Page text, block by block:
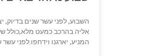
אליה בהרכב כמעט מלא,כולל
המניע, יארגנו וידחפו.לפני